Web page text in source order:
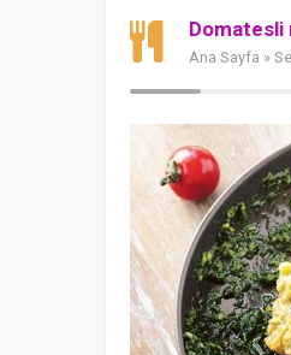
Domatesli
Ana Sayfa »